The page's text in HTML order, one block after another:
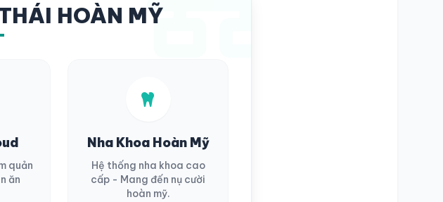
HOÀN MỸ
quản
ăn
Nha Khoa Hoàn Mỹ
Hệ thống nha khoa cao
cấp - Mang đến nụ cười
hoàn mỹ.